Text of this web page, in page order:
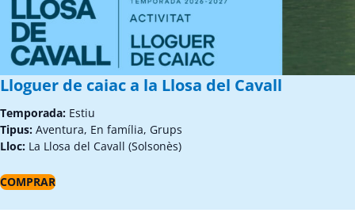
Lloguer de caiac a la Llosa del Cavall
Temporada: Estiu
Tipus: Aventura, En família, Grups
Lloc: La Llosa del Cavall (Solsonès)
COMPRAR